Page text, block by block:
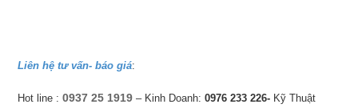
Liên hệ tư vấn- báo giá:
Hot line :0937 25 1919 – Kinh Doanh:0976 233 226- Kỹ Thuật